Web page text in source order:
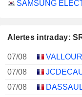
Alertes intraday:
07/08
07/08
07/08